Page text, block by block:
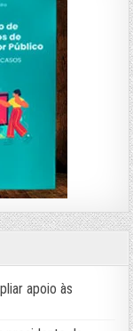
apoio às